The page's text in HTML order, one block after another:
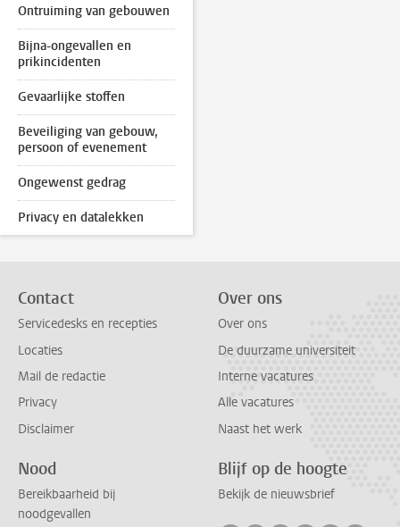
Ontruiming van gebouwen
Bijna-ongevallen en
prikincidenten
Gevaarlijke stoffen
Beveiliging van gebouw,
persoon of evenement
Ongewenst gedrag
Privacy en datalekken
Contact
Servicedesks en recepties
Locaties
Mail de redactie
Privacy
Disclaimer
Over ons
Over ons
De duurzame universiteit
Interne vacatures
Alle vacatures
Naast het werk
Nood
Bereikbaarheid bij
noodgevallen
Blijf op de hoogte
Bekijk de nieuwsbrief